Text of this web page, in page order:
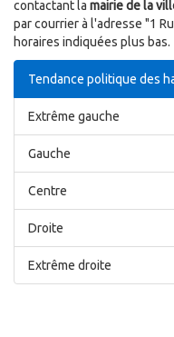
contactant la mairie de la
par courrier à l'adresse "1
horaires indiquées plus bas.
Tendance politique des
Extrême gauche
Gauche
Centre
Droite
Extrême droite